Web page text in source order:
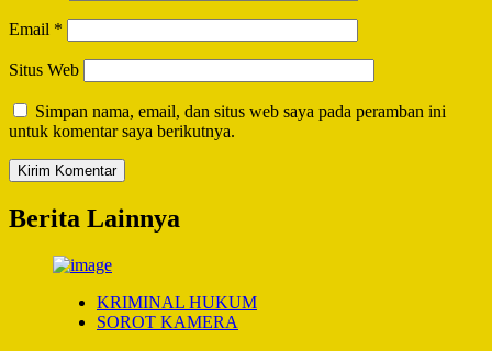
Email *
Situs Web
Simpan nama, email, dan situs web saya pada peramban ini
untuk komentar saya berikutnya.
Berita Lainnya
KRIMINAL HUKUM
SOROT KAMERA